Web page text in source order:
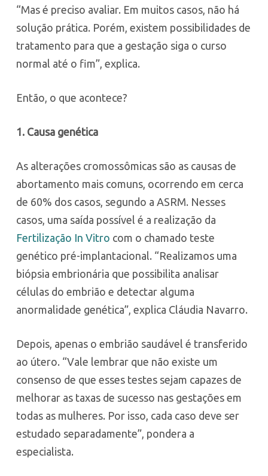
“Mas é preciso avaliar. Em muitos casos, não há
solução prática. Porém, existem possibilidades de
tratamento para que a gestação siga o curso
normal até o fim”, explica.
Então, o que acontece?
1. Causa genética
As alterações cromossômicas são as causas de
abortamento mais comuns, ocorrendo em cerca
de 60% dos casos, segundo a ASRM. Nesses
casos, uma saída possível é a realização da
Fertilização In Vitro com o chamado teste
genético pré-implantacional. “Realizamos uma
biópsia embrionária que possibilita analisar
células do embrião e detectar alguma
anormalidade genética”, explica Cláudia Navarro.
Depois, apenas o embrião saudável é transferido
ao útero. “Vale lembrar que não existe um
consenso de que esses testes sejam capazes de
melhorar as taxas de sucesso nas gestações em
todas as mulheres. Por isso, cada caso deve ser
estudado separadamente”, pondera a
especialista.